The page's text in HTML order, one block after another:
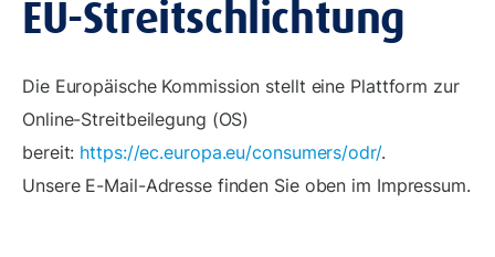
EU-Streitschlichtung
Die Europäische Kommission stellt eine Plattform zur
Online-Streitbeilegung (OS)
bereit: https://ec.europa.eu/consumers/odr/.
Unsere E-Mail-Adresse finden Sie oben im Impressum.